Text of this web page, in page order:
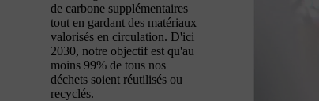
de carbone supplémentaires
tout en gardant des matériaux
valorisés en circulation. D'ici
2030, notre objectif est qu'au
moins 99% de tous nos
déchets soient réutilisés ou
recyclés.